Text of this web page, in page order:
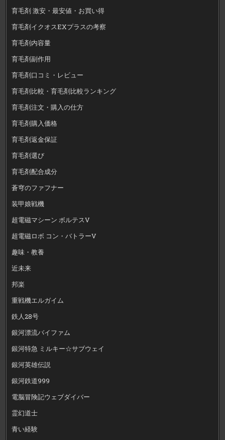
育毛剤 激安・最安値・お買い得
育毛剤イクオスEXプラスの考察
育毛剤内容量
育毛剤副作用
育毛剤口コミ・レビュー
育毛剤比較・育毛剤比較ランキング
育毛剤注文・購入の仕方
育毛剤購入価格
育毛剤返金保証
育毛剤選び
育毛剤配合成分
蒼穹のファフナー
装甲娘戦機
超電磁マシーン ボルテスV
超電磁ロボ コン・バトラーV
趣味・教養
近未来
邦楽
重戦機エルガイム
鉄人28号
銀河漂流バイファム
銀河特急 ミルキー☆サブウェイ
銀河英雄伝説
銀河鉄道999
電脳冒険記ウェブダイバー
霊幻道士
青い経験